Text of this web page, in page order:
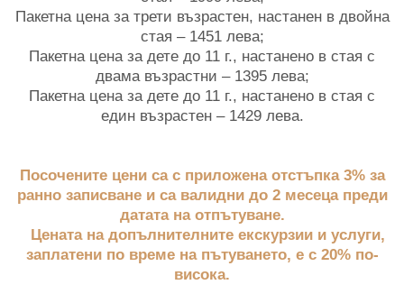
Пакетна цена за трети възрастен, настанен в двойна
стая – 1451 лева;
Пакетна цена за дете до 11 г., настанено в стая с
двама възрастни – 1395 лева;
Пакетна цена за дете до 11 г., настанено в стая с
един възрастен – 1429 лева.
Посочените цени са с приложена отстъпка 3% за
ранно записване и са валидни до 2 месеца преди
датата на отпътуване.
Цената на допълнителните екскурзии и услуги,
заплатени по време на пътуването, е с 20% по-
висока.